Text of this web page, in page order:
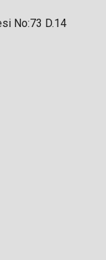
ve güven
geniş ürün
yaz tercihi
No:73 D.14